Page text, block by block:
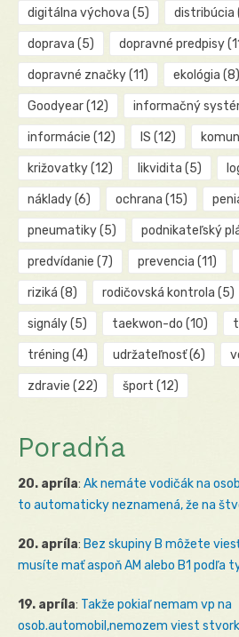
digitálna výchova (5) distribúcia
doprava (5) dopravné predpisy
dopravné značky(11) ekológia (8)
Goodyear(12) informačný
informácie (12) IS (12)
križovatky(12) likvidita (5)
náklady(6) ochrana (15)
pneumatiky(5) podnikateľský
predvídanie (7) prevencia (11)
riziká (8) rodičovská kontrola (5)
signály(5) taekwon-do (10)
tréning (4) udržateľnosť(6)
zdravie (22) šport (12)
Poradňa
20. apríla: Ak nemáte vodičák na
to automaticky neznamená, že na
20. apríla: Bez skupiny B môžete
musíte mať aspoň AM alebo B1 podľa
19. apríla: Takže pokiaľ nemam vp na
osob.automobil,nemozem viest